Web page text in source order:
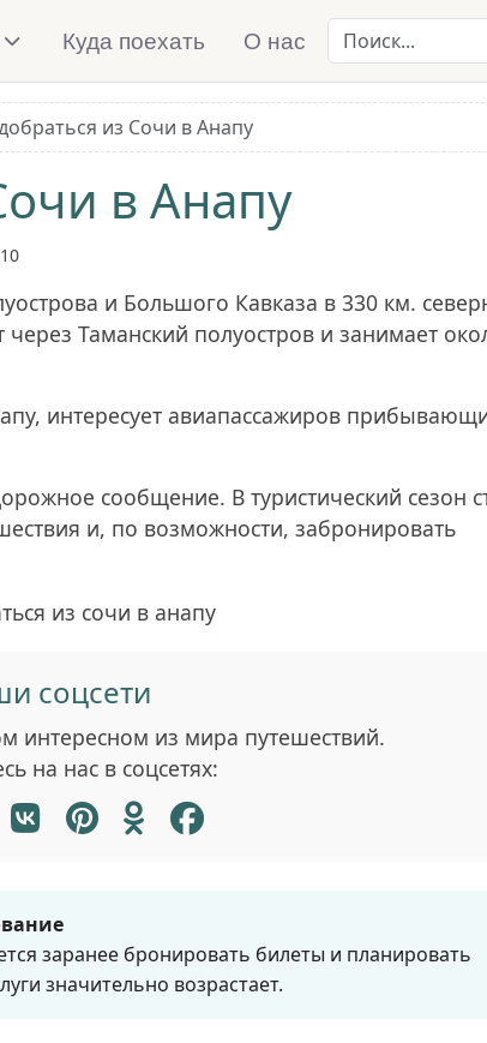
Куда поехать О нас Поиск...
из Сочи в Анапу
в Анапу
и Большого Кавказа в 330 км.
Таманский полуостров и занимает
интересует авиапассажиров
сообщение. В туристический сезон
и, по возможности, забронировать
соцсети
интересном из мира путешествий.
на нас в соцсетях:
заранее бронировать билеты и планировать
значительно возрастает.